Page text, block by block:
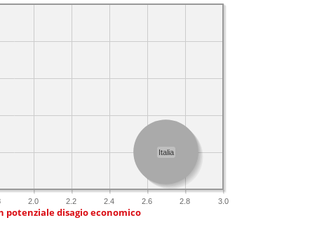
2.0 2.2 2.4 2.6 2.8 3.0
Italia
potenziale disagio economico